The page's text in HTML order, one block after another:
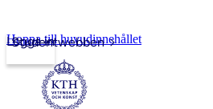
Studentwebben
Logga in
Hoppa till huvudinnehållet